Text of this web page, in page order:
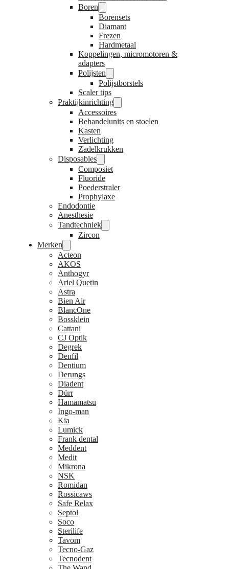
Boren
Borensets
Diamant
Frezen
Hardmetaal
Koppelingen, micromotoren &
adapters
Polijsten
Polijstborstels
Scaler tips
Praktijkinrichting
Accessoires
Behandelunits en stoelen
Kasten
Verlichting
Zadelkrukken
Disposables
Composiet
Fluoride
Poederstraler
Prophylaxe
Endodontie
Anesthesie
Tandtechniek
Zircon
Merken
Acteon
AKOS
Anthogyr
Ariel Quetin
Astra
Bien Air
BlancOne
Bossklein
Cattani
CJ Optik
Degrek
Denfil
Dentium
Derungs
Diadent
Dürr
Hamamatsu
Ingo-man
Kia
Lumick
Frank dental
Meddent
Medit
Mikrona
NSK
Romidan
Rossicaws
Safe Relax
Septol
Soco
Sterilife
Tavom
Tecno-Gaz
Tecnodent